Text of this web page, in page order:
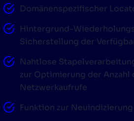
Domänenspezifischer
Hintergrund-
Sicherstellung der
Nahtlose
zur Optimierung der Anzahl
Netzwerkaufrufe
Funktion zur